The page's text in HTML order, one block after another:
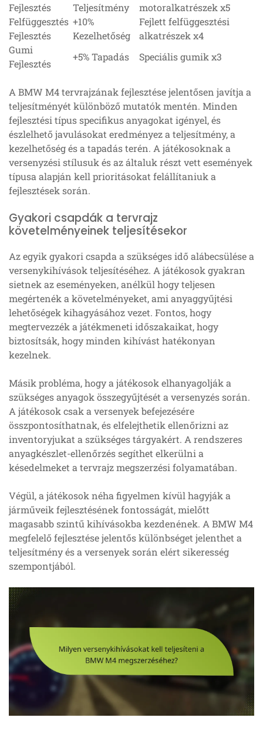
Fejlesztés
Teljesítmény
motoralkatrészek x5
Felfüggesztés
Fejlesztés
+10%
Kezelhetőség
Fejlett felfüggesztési
alkatrészek x4
Gumi
Fejlesztés
+5% Tapadás Speciális gumik x3
A BMW M4 tervrajzának fejlesztése jelentősen javítja a
teljesítményét különböző mutatók mentén. Minden
fejlesztési típus specifikus anyagokat igényel, és
észlelhető javulásokat eredményez a teljesítmény, a
kezelhetőség és a tapadás terén. A játékosoknak a
versenyzési stílusuk és az általuk részt vett események
típusa alapján kell prioritásokat felállítaniuk a
fejlesztések során.
Gyakori csapdák a tervrajz
követelményeinek teljesítésekor
Az egyik gyakori csapda a szükséges idő alábecsülése a
versenykihívások teljesítéséhez. A játékosok gyakran
sietnek az eseményeken, anélkül hogy teljesen
megértenék a követelményeket, ami anyaggyűjtési
lehetőségek kihagyásához vezet. Fontos, hogy
megtervezzék a játékmeneti időszakaikat, hogy
biztosítsák, hogy minden kihívást hatékonyan
kezelnek.
Másik probléma, hogy a játékosok elhanyagolják a
szükséges anyagok összegyűjtését a versenyzés során.
A játékosok csak a versenyek befejezésére
összpontosíthatnak, és elfelejthetik ellenőrizni az
inventoryjukat a szükséges tárgyakért. A rendszeres
anyagkészlet-ellenőrzés segíthet elkerülni a
késedelmeket a tervrajz megszerzési folyamatában.
Végül, a játékosok néha figyelmen kívül hagyják a
járműveik fejlesztésének fontosságát, mielőtt
magasabb szintű kihívásokba kezdenének. A BMW M4
megfelelő fejlesztése jelentős különbséget jelenthet a
teljesítmény és a versenyek során elért sikeresség
szempontjából.